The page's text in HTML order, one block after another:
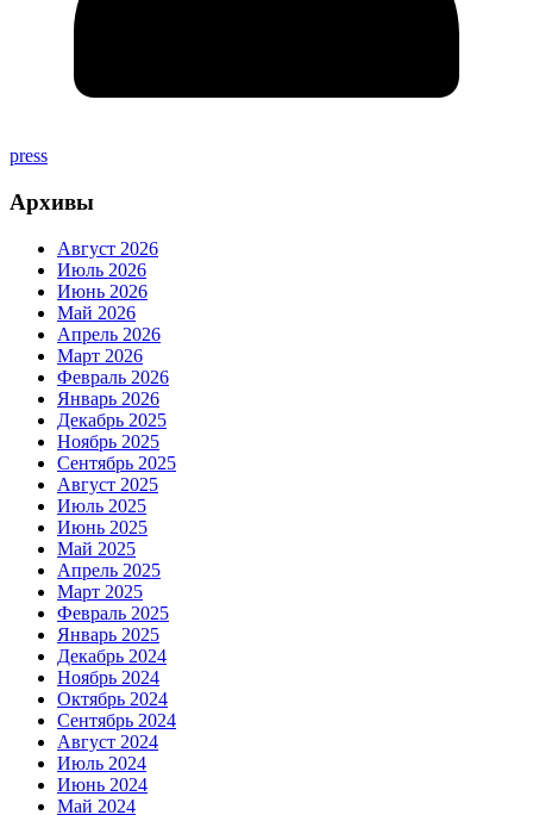
press
Архивы
Август 2026
Июль 2026
Июнь 2026
Май 2026
Апрель 2026
Март 2026
Февраль 2026
Январь 2026
Декабрь 2025
Ноябрь 2025
Сентябрь 2025
Август 2025
Июль 2025
Июнь 2025
Май 2025
Апрель 2025
Март 2025
Февраль 2025
Январь 2025
Декабрь 2024
Ноябрь 2024
Октябрь 2024
Сентябрь 2024
Август 2024
Июль 2024
Июнь 2024
Май 2024